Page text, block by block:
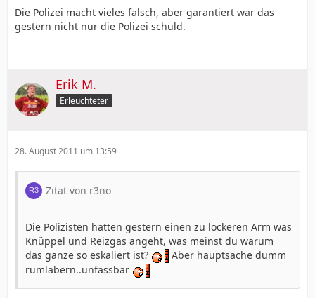
Die Polizei macht vieles falsch, aber garantiert war das
gestern nicht nur die Polizei schuld.
Erik M.
Erleuchteter
28. August 2011 um 13:59
Zitat von r3no
Die Polizisten hatten gestern einen zu lockeren Arm was
Knüppel und Reizgas angeht, was meinst du warum
das ganze so eskaliert ist?
Aber hauptsache dumm
rumlabern..unfassbar